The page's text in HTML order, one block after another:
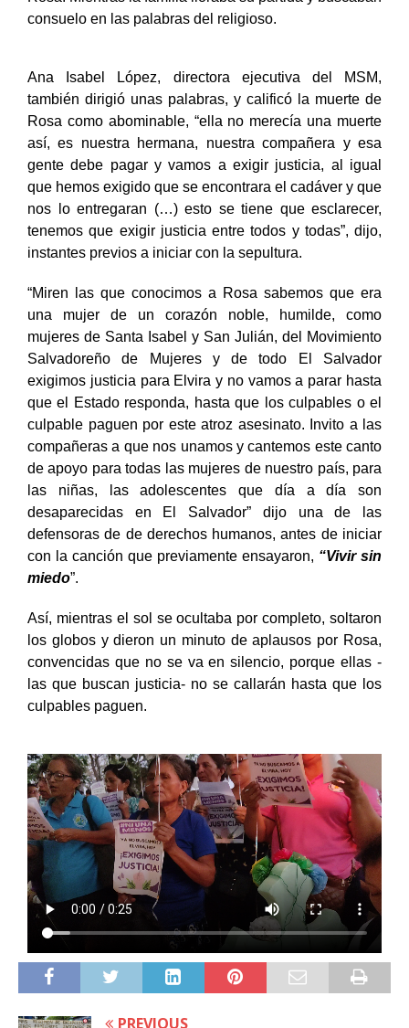
consuelo en las palabras del religioso.
Ana Isabel López, directora ejecutiva del MSM,
también dirigió unas palabras, y calificó la muerte de
Rosa como abominable, “ella no merecía una muerte
así, es nuestra hermana, nuestra compañera y esa
gente debe pagar y vamos a exigir justicia, al igual
que hemos exigido que se encontrara el cadáver y que
nos lo entregaran (…) esto se tiene que esclarecer,
tenemos que exigir justicia entre todos y todas”, dijo,
instantes previos a iniciar con la sepultura.
“Miren las que conocimos a Rosa sabemos que era
una mujer de un corazón noble, humilde, como
mujeres de Santa Isabel y San Julián, del Movimiento
Salvadoreño de Mujeres y de todo El Salvador
exigimos justicia para Elvira y no vamos a parar hasta
que el Estado responda, hasta que los culpables o el
culpable paguen por este atroz asesinato. Invito a las
compañeras a que nos unamos y cantemos este canto
de apoyo para todas las mujeres de nuestro país, para
las niñas, las adolescentes que día a día son
desaparecidas en El Salvador” dijo una de las
defensoras de de derechos humanos, antes de iniciar
con la canción que previamente ensayaron, “Vivir sin
miedo”.
Así, mientras el sol se ocultaba por completo, soltaron
los globos y dieron un minuto de aplausos por Rosa,
convencidas que no se va en silencio, porque ellas -
las que buscan justicia- no se callarán hasta que los
culpables paguen.
PREVIOUS